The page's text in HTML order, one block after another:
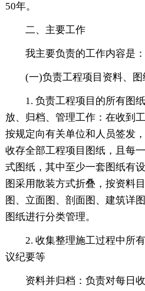
50年。
二、主要工作
我主要负责的工作内容是：
(一)负责工程项目资料、图
1. 负责工程项目的所有图
放、归档、管理工作：在收到
按规定向有关单位和人员签发
收存全部工程项目图纸，且每
式图纸，其中至少一套图纸有
图采用散装方式折叠，按资料
图、立面图、剖面图、建筑详
图纸进行分类管理。
2. 收集整理施工过程中所
议纪要等
资料并归档：负责对每日